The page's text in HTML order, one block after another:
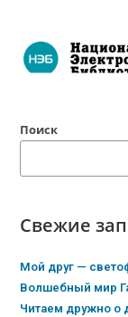
Поиск
Свежие
Мой друг —
Волшебный мир
Читаем дружно о